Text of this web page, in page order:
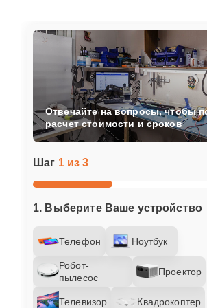
Шаг 1 из 3
1. Выберите Ваше устройство
Телефон Ноутбук
Робот-
пылесос
Проектор
Телевизор
Квадрокоптер
Отвечайте на вопросы, чтобы
расчет стоимости и сроков